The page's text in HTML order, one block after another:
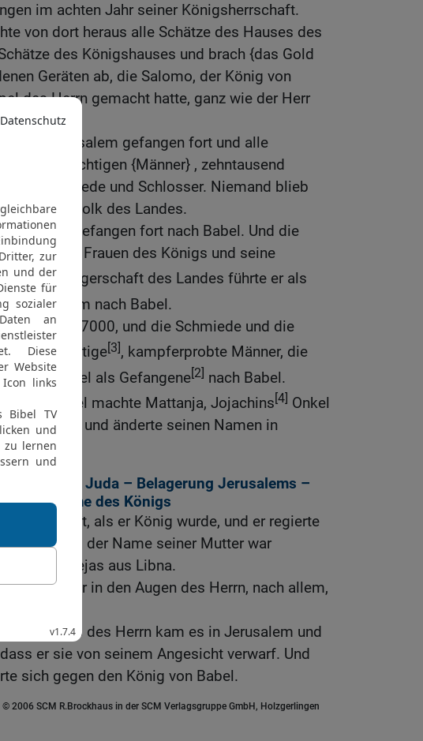
im achten Jahr seiner Königsherrschaft.
von dort heraus alle Schätze des Hauses des
des Königshauses und brach {das Gold
Geräten ab, die Salomo, der König von
des Herrn gemacht hatte, ganz wie der Herr
ganz Jerusalem gefangen fort und alle
kriegstüchtigen {Männer} , zehntausend
alle Schmiede und Schlosser. Niemand blieb
geringe Volk des Landes.
Jojachin gefangen fort nach Babel. Und die
und die Frauen des Königs und seine
und die Bürgerschaft des Landes führte er als
Jerusalem nach Babel.
7000, und die Schmiede und die
alles tüchtige[3], kampferprobte Männer, die
von Babel als Gefangene[2] nach Babel.
von Babel machte Mattanja, Jojachins[4] Onkel
zum König und änderte seinen Namen in
König von Juda – Belagerung Jerusalems –
des Königs
Zedekia alt, als er König wurde, und er regierte
und der Name seiner Mutter war
Jirmejas aus Libna.
böse war in den Augen des Herrn, nach allem,
hatte.
des Zornes des Herrn kam es in Jerusalem und
er sie von seinem Angesicht verwarf. Und
sich gegen den König von Babel.
2006 SCM R.Brockhaus in der SCM Verlagsgruppe GmbH, Holzgerlingen